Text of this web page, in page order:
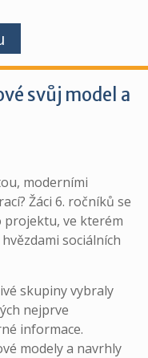
svůj model a
moderními
Žáci 6. ročníků se
ve kterém
sociálních
skupiny vybraly
nejprve
informace.
modely a navrhly